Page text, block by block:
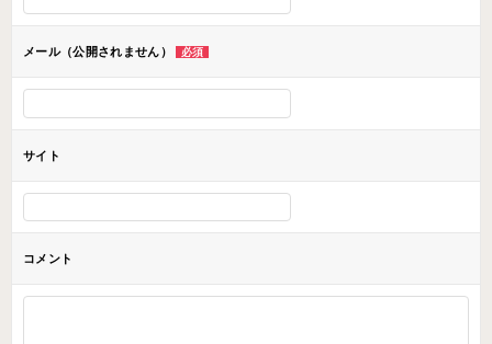
ン
メール（公開されません） 必須
サイト
コメント